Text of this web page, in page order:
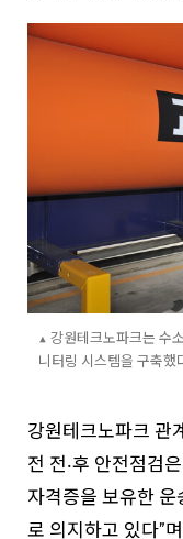
▲ 강원테크노파크는 수
니터링 시스템을 구축했
강원테크노파크 관
전 전‧후 안전점검
자격증을 보유한
로 의지하고 있다”